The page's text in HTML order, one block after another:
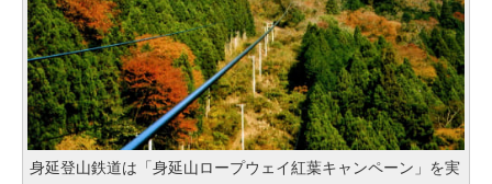
身延登山鉄道は「身延山ロープウェイ紅葉キャンペーン」を実